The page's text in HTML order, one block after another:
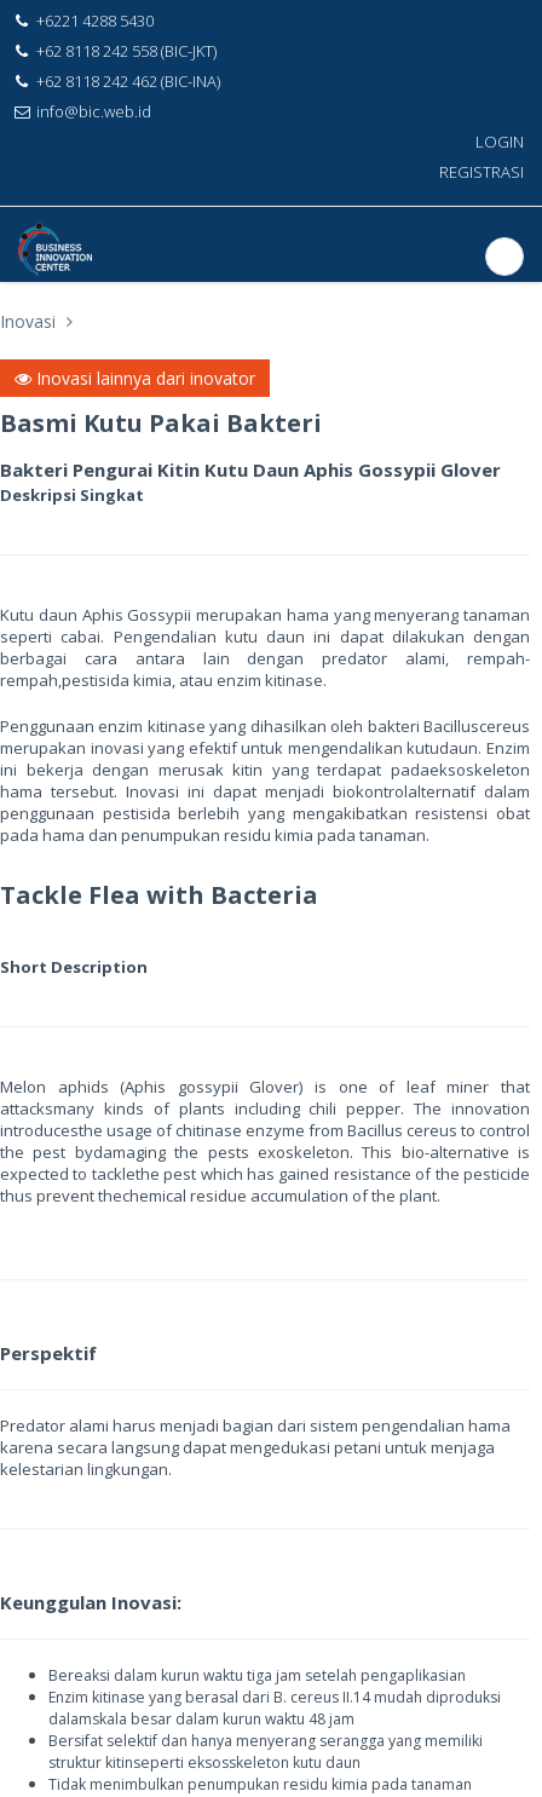
+6221 4288 5430
+62 8118 242 558 (BIC-JKT)
+62 8118 242 462 (BIC-INA)
info@bic.web.id
LOGIN
REGISTRASI
Inovasi
Inovasi lainnya dari inovator
Basmi Kutu Pakai Bakteri
Bakteri Pengurai Kitin Kutu Daun Aphis Gossypii Glover
Deskripsi Singkat
Kutu daun Aphis Gossypii merupakan hama yang menyerang tanaman
seperti cabai. Pengendalian kutu daun ini dapat dilakukan dengan
berbagai cara antara lain dengan predator alami, rempah-
rempah,pestisida kimia, atau enzim kitinase.
Penggunaan enzim kitinase yang dihasilkan oleh bakteri Bacilluscereus
merupakan inovasi yang efektif untuk mengendalikan kutudaun. Enzim
ini bekerja dengan merusak kitin yang terdapat padaeksoskeleton
hama tersebut. Inovasi ini dapat menjadi biokontrolalternatif dalam
penggunaan pestisida berlebih yang mengakibatkan resistensi obat
pada hama dan penumpukan residu kimia pada tanaman.
Tackle Flea with Bacteria
Short Description
Melon aphids (Aphis gossypii Glover) is one of leaf miner that
attacksmany kinds of plants including chili pepper. The innovation
introducesthe usage of chitinase enzyme from Bacillus cereus to control
the pest bydamaging the pests exoskeleton. This bio-alternative is
expected to tacklethe pest which has gained resistance of the pesticide
thus prevent thechemical residue accumulation of the plant.
Perspektif
Predator alami harus menjadi bagian dari sistem pengendalian hama
karena secara langsung dapat mengedukasi petani untuk menjaga
kelestarian lingkungan.
Keunggulan Inovasi:
Bereaksi dalam kurun waktu tiga jam setelah pengaplikasian
Enzim kitinase yang berasal dari B. cereus II.14 mudah diproduksi
dalamskala besar dalam kurun waktu 48 jam
Bersifat selektif dan hanya menyerang serangga yang memiliki
struktur kitinseperti eksosskeleton kutu daun
Tidak menimbulkan penumpukan residu kimia pada tanaman